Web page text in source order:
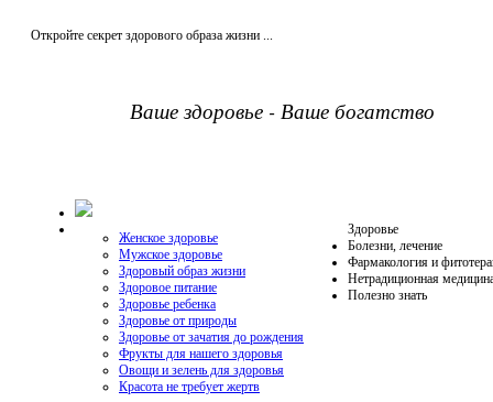
Откройте секрет здорового образа жизни ...
Ваше здоровье - Ваше богатство
Здоровье
Женское здоровье
Мужское здоровье
Здоровый образ жизни
Здоровое питание
Здоровье ребенка
Здоровье от природы
Здоровье от зачатия до рождения
Фрукты для нашего здоровья
Овощи и зелень для здоровья
Красота не требует жертв
Болезни, лечение
Фармакология и
Нетрадиционная
Полезно знать